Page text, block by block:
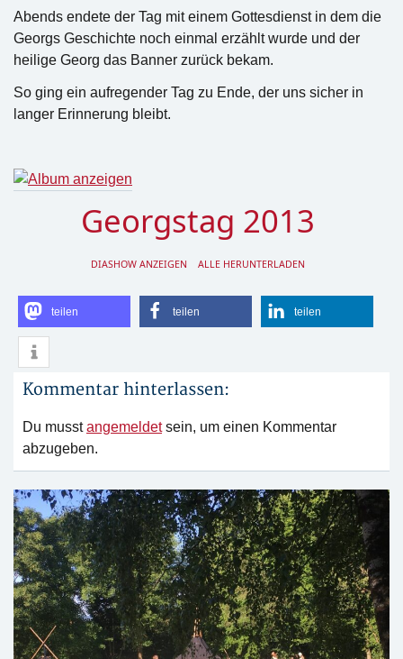
Abends endete der Tag mit einem Gottesdienst in dem die
Georgs Geschichte noch einmal erzählt wurde und der
heilige Georg das Banner zurück bekam.
So ging ein aufregender Tag zu Ende, der uns sicher in
langer Erinnerung bleibt.
Georgstag 2013
DIASHOW ANZEIGEN ALLE HERUNTERLADEN
teilen teilen teilen
Kommentar hinterlassen:
Du musstangemeldetsein, um einen Kommentar
abzugeben.